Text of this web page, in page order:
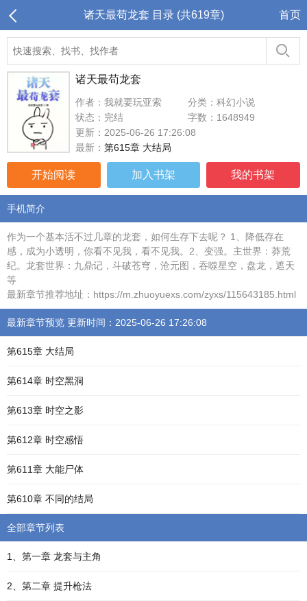
诸天最苟龙套 目录 (共619章) 首页
诸天最苟龙套
作者：我就要玩亚索
分类：科幻小说
状态：完结
字数：1648949
更新：2025-06-26 17:26:08
最新： 第615章 大结局
开始阅读 加入书架 我的书架
手机简介
作为一个基本活不过几章的龙套，如何生存下去呢？ 1、降低存在
感，成为小透明，你看不见我，看不见我。2、变强。主世界：莽荒
纪。龙套世界：九鼎记，斗破苍穹，沧元图，吞噬星空，盘龙，遮天
等
最新章节推荐地址：https://m.zhuoyuexs.com/zyxs/115643185.html
最新章节预览 更新时间：2025-06-26 17:26:08
第615章 大结局
第614章 时空黑洞
第613章 时空之影
第612章 时空感悟
第611章 大能尸体
第610章 不同的结局
全部章节列表
1、第一章 龙套与主角
2、第二章 提升枪法